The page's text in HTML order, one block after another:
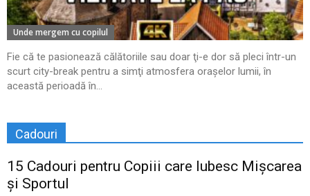
Unde mergem cu copilul
Fie că te pasionează călătoriile sau doar ţi-e dor să pleci într-un
scurt city-break pentru a simţi atmosfera oraşelor lumii, în
această perioadă în...
Cadouri
15 Cadouri pentru Copiii care Iubesc Mișcarea
și Sportul